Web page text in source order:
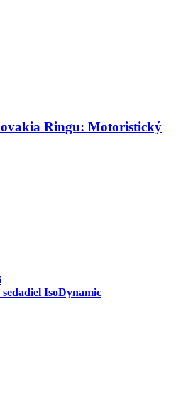
Ringu: Motoristický
IsoDynamic